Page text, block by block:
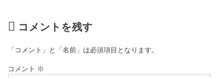
コメントを残す
「コメント」と「名前」は必須項目となります。
コメント ※